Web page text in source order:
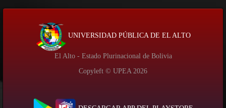
UNIVERSIDAD PÚBLICA DE EL ALTO
El Alto - Estado Plurinacional de Bolivia
Copyleft © UPEA 2026